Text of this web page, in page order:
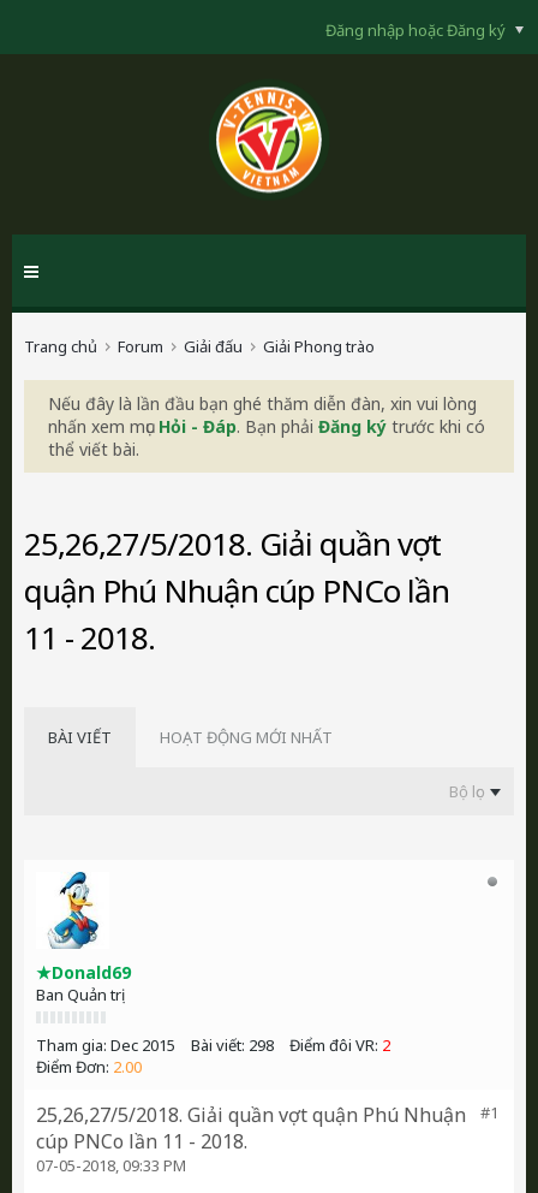
Đăng nhập hoặc Đăng ký
Trang chủ Forum Giải đấu Giải Phong trào
Nếu đây là lần đầu bạn ghé thăm diễn đàn, xin vui lòng
nhấn xem mục Hỏi - Đáp. Bạn phải Đăng ký trước khi có
thể viết bài.
25,26,27/5/2018. Giải quần vợt
quận Phú Nhuận cúp PNCo lần
11 - 2018.
BÀI VIẾT HOẠT ĐỘNG MỚI NHẤT
Bộ lọc
★Donald69
Ban Quản trị
Tham gia: Dec 2015 Bài viết: 298 Điểm đôi VR: 2
Điểm Đơn: 2.00
#1
25,26,27/5/2018. Giải quần vợt quận Phú Nhuận
cúp PNCo lần 11 - 2018.
07-05-2018, 09:33 PM